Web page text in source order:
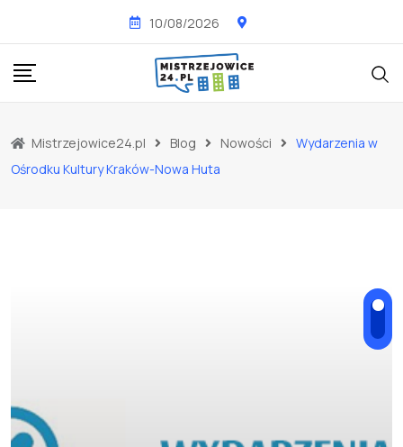
content
10/08/2026
Mistrzejowice24.pl Blog Nowości
Wydarzenia w
Ośrodku Kultury Kraków-Nowa Huta